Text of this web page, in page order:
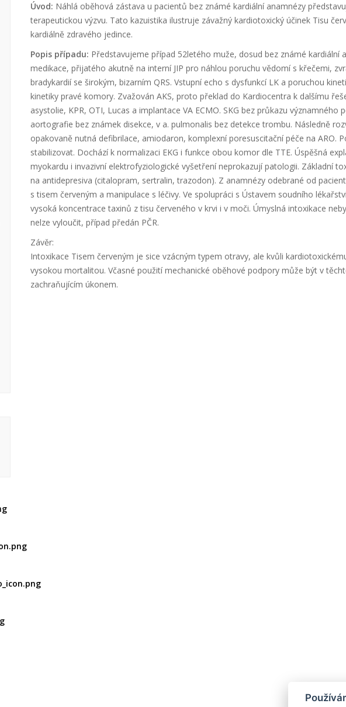
Úvod: Náhlá oběhová zástava u pacientů bez známé kardiální anamnézy
terapeutickou výzvu. Tato kazuistika ilustruje závažný kardiotoxický účinek Tisu
kardiálně zdravého jedince.
Popis případu: Představujeme případ 52letého muže, dosud bez známé kardiální
medikace, přijatého akutně na interní JIP pro náhlou poruchu vědomí s křečemi,
bradykardií se širokým, bizarním QRS. Vstupní echo s dysfunkcí LK a poruchou
kinetiky pravé komory. Zvažován AKS, proto překlad do Kardiocentra k dalšímu
asystolie, KPR, OTI, Lucas a implantace VA ECMO. SKG bez průkazu významného
aortografie bez známek disekce, v a. pulmonalis bez detekce trombu. Následně
opakovaně nutná defibrilace, amiodaron, komplexní poresuscitační péče na ARO.
stabilizovat. Dochází k normalizaci EKG i funkce obou komor dle TTE. Úspěšná
myokardu i invazivní elektrofyziologické vyšetření neprokazují patologii. Základní
na antidepresiva (citalopram, sertralin, trazodon). Z anamnézy odebrané od
s tisem červeným a manipulace s léčivy. Ve spolupráci s Ústavem soudního
vysoká koncentrace taxinů z tisu červeného v krvi i v moči. Úmyslná intoxikace
nelze vyloučit, případ předán PČR.
Závěr:
Intoxikace Tisem červeným je sice vzácným typem otravy, ale kvůli
vysokou mortalitou. Včasné použití mechanické oběhové podpory může být v
zachraňujícím úkonem.